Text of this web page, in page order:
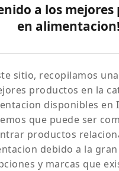
a los
en alimentacion!
sitio, recopilamos
productos en la
disponibles en
que puede ser
productos
debido a la
y marcas que